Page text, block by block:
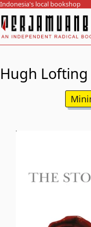
Indonesia's local bookshop
Hugh Lofting